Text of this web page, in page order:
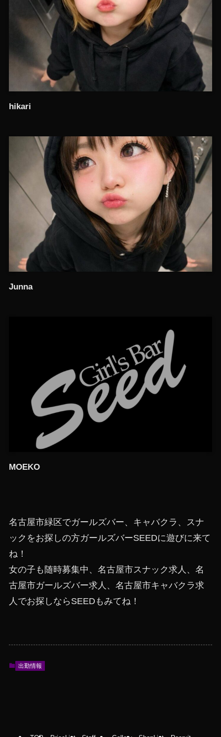
hikari
Junna
MOEKO
名古屋市緑区でガールズバー、キャバクラ、スナ
ックをお探しの方ガールズバーSEEDに遊びに来て
ね！
女の子も随時募集中、名古屋市スナック求人、名
古屋市ガールズバー求人、名古屋市キャバクラ求
人でお探しならSEEDもみてね！
出勤情報